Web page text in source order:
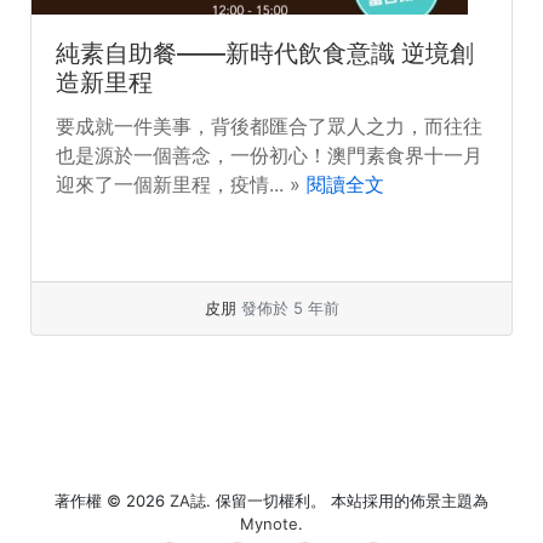
純素自助餐——新時代飲食意識 逆境創
造新里程
要成就一件美事，背後都匯合了眾人之力，而往往
也是源於一個善念，一份初心！澳門素食界十一月
迎來了一個新里程，疫情... » 閱讀全文
皮朋 發佈於 5 年前
著作權 © 2026 ZA誌. 保留一切權利。 本站採用的佈景主題為
Mynote.